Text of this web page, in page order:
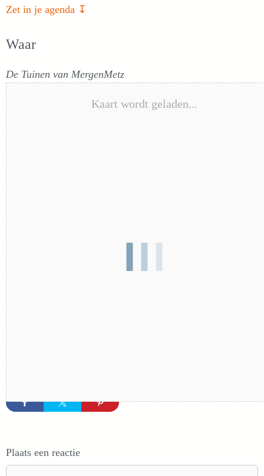
Zet in je agenda ↧
Waar
De Tuinen van MergenMetz
Kaart wordt geladen...
Plaats een reactie